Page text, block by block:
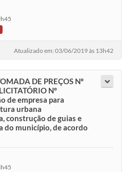
Atualizado em: 03/06/2019 às 13h42
DE PREÇOS Nº
Nº
de empresa para
urbana
construção de guias e
do município, de acordo